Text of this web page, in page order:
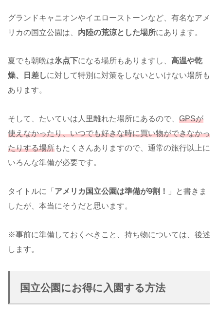
グランドキャニオンやイエローストーンなど、有名なアメ
リカの国立公園は、 内陸の荒涼とした場所にあります。
夏でも朝晩は氷点下になる場所もありますし、 高温や乾
燥、日差しに対して特別に対策をしないといけない場所も
あります。
そして、たいていは人里離れた場所にあるので、 GPSが
使えなかったり、いつでも好きな時に買い物ができなかっ
たりする場所もたくさんありますので、通常の旅行以上に
いろんな準備が必要です。
タイトルに「 アメリカ国立公園は準備が9割！
」と書きま
したが、本当にそうだと思います。
※事前に準備しておくべきこと、持ち物については、後述
します。
国立公園にお得に入園する方法